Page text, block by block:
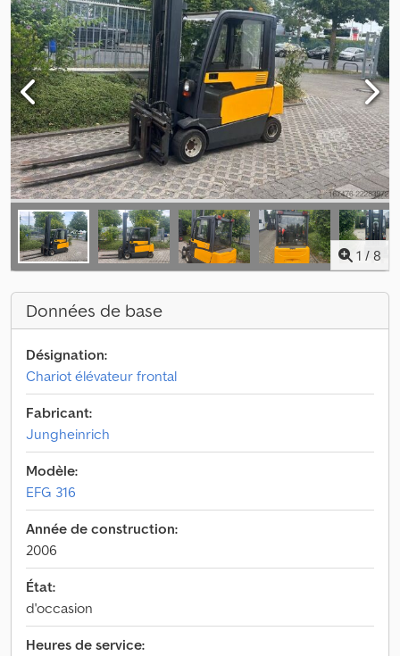
1 / 8
Données de base
Désignation:
Chariot élévateur frontal
Fabricant:
Jungheinrich
Modèle:
EFG 316
Année de construction:
2006
État:
d'occasion
Heures de service: